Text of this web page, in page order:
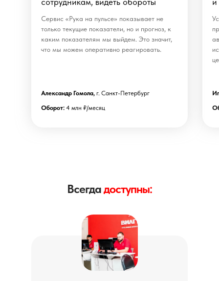
Сервис «Рука на пульсе» показывает не
только текущие показатели, но и прогноз, к
каким показателям мы выйдем. Это значит,
что мы можем оперативно реагировать.
Александр Гомола, г. Санкт-Петербург
Оборот: 4 млн ₽/месяц
Всегдадоступны: